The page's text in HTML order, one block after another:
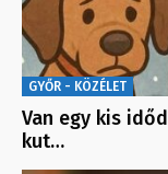
GYŐR - KÖZÉLET
Van egy kis
kut…